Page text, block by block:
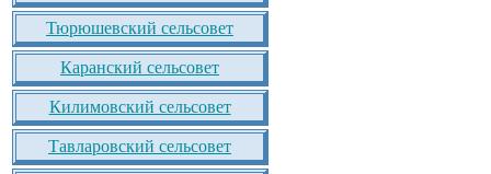
Тюрюшевский сельсовет
Каранский сельсовет
Килимовский сельсовет
Тавларовский сельсовет